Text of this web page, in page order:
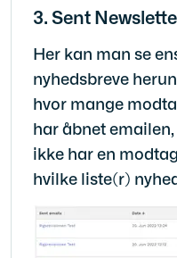
3. Sent
Her kan man se
nyhedsbreve
hvor mange
har åbnet
ikke har en
hvilke liste(r)